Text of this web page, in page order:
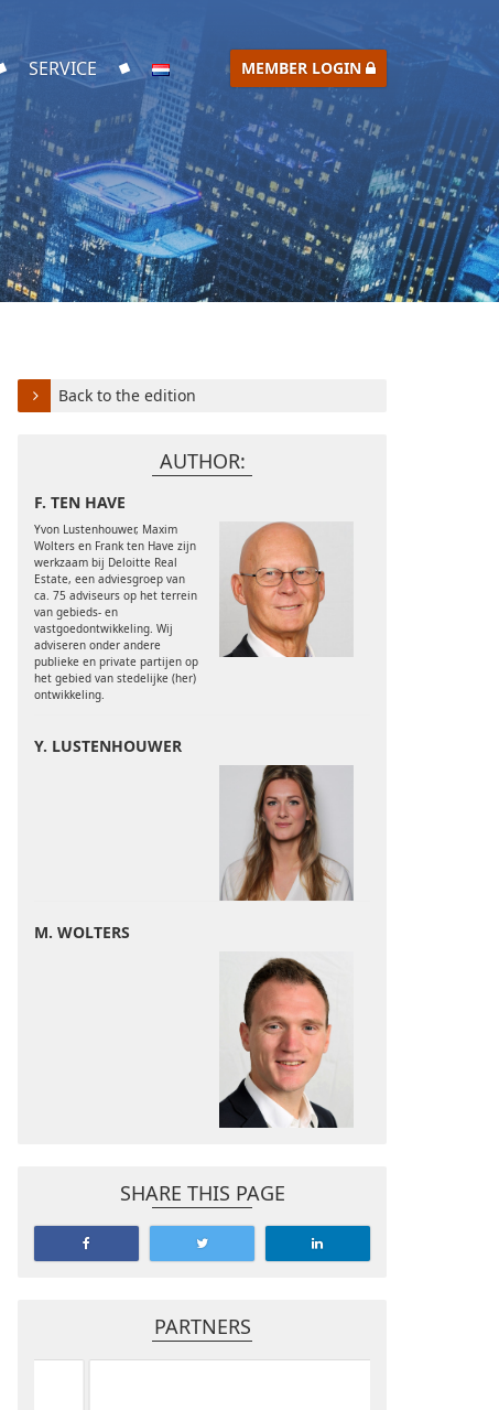
SERVICE MEMBER LOGIN
Back to the edition
AUTHOR:
F. TEN HAVE
Yvon Lustenhouwer, Maxim
Wolters en Frank ten Have zijn
werkzaam bij Deloitte Real
Estate, een adviesgroep van
ca. 75 adviseurs op het terrein
van gebieds- en
vastgoedontwikkeling. Wij
adviseren onder andere
publieke en private partijen op
het gebied van stedelijke (her)
ontwikkeling.
Y. LUSTENHOUWER
M. WOLTERS
SHARE THIS PAGE
PARTNERS